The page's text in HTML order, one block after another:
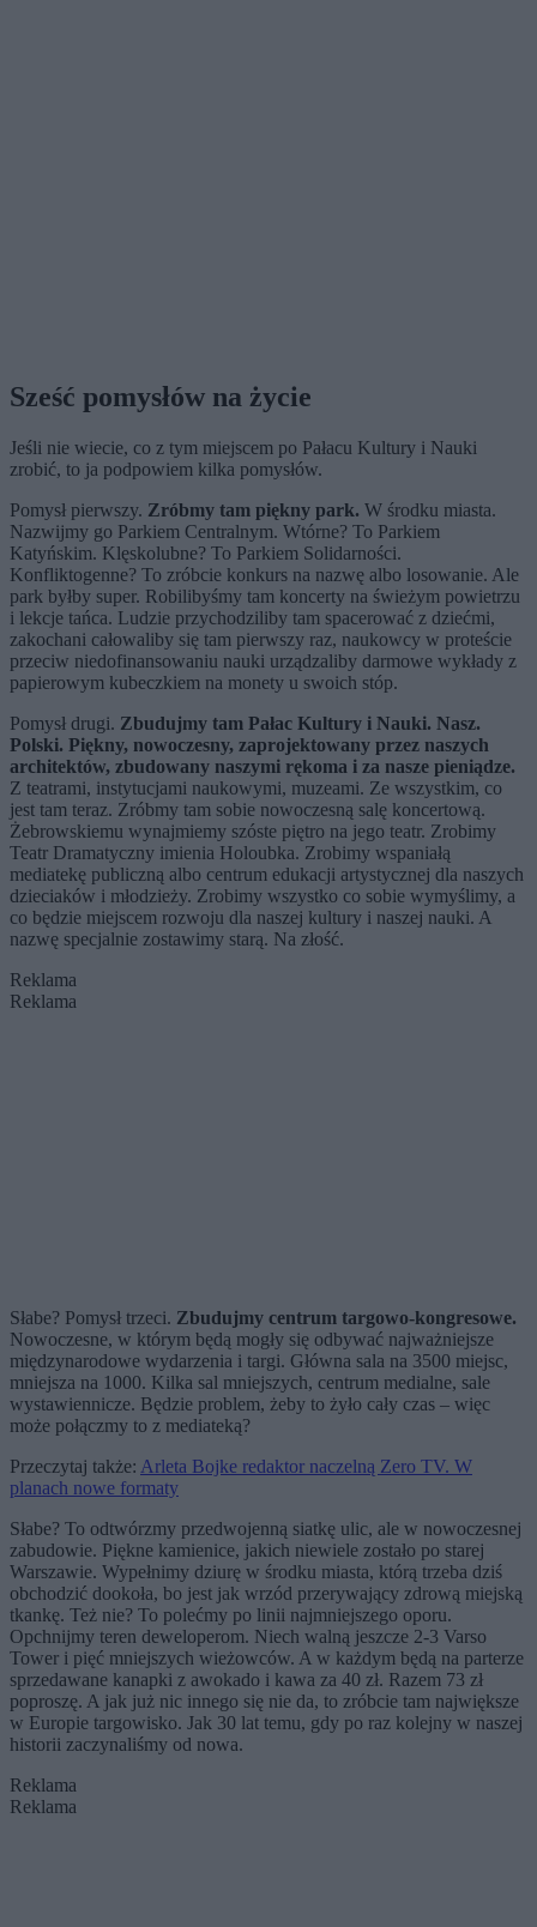
Sześć pomysłów na życie
Jeśli nie wiecie, co z tym miejscem po Pałacu Kultury i Nauki
zrobić, to ja podpowiem kilka pomysłów.
Pomysł pierwszy. Zróbmy tam piękny park. W środku miasta.
Nazwijmy go Parkiem Centralnym. Wtórne? To Parkiem
Katyńskim. Klęskolubne? To Parkiem Solidarności.
Konfliktogenne? To zróbcie konkurs na nazwę albo losowanie. Ale
park byłby super. Robilibyśmy tam koncerty na świeżym powietrzu
i lekcje tańca. Ludzie przychodziliby tam spacerować z dziećmi,
zakochani całowaliby się tam pierwszy raz, naukowcy w proteście
przeciw niedofinansowaniu nauki urządzaliby darmowe wykłady z
papierowym kubeczkiem na monety u swoich stóp.
Pomysł drugi. Zbudujmy tam Pałac Kultury i Nauki. Nasz.
Polski. Piękny, nowoczesny, zaprojektowany przez naszych
architektów, zbudowany naszymi rękoma i za nasze pieniądze.
Z teatrami, instytucjami naukowymi, muzeami. Ze wszystkim, co
jest tam teraz. Zróbmy tam sobie nowoczesną salę koncertową.
Żebrowskiemu wynajmiemy szóste piętro na jego teatr. Zrobimy
Teatr Dramatyczny imienia Holoubka. Zrobimy wspaniałą
mediatekę publiczną albo centrum edukacji artystycznej dla naszych
dzieciaków i młodzieży. Zrobimy wszystko co sobie wymyślimy, a
co będzie miejscem rozwoju dla naszej kultury i naszej nauki. A
nazwę specjalnie zostawimy starą. Na złość.
Reklama
Reklama
Słabe? Pomysł trzeci. Zbudujmy centrum targowo-kongresowe.
Nowoczesne, w którym będą mogły się odbywać najważniejsze
międzynarodowe wydarzenia i targi. Główna sala na 3500 miejsc,
mniejsza na 1000. Kilka sal mniejszych, centrum medialne, sale
wystawiennicze. Będzie problem, żeby to żyło cały czas – więc
może połączmy to z mediateką?
Przeczytaj także: Arleta Bojke redaktor naczelną Zero TV. W
planach nowe formaty
Słabe? To odtwórzmy przedwojenną siatkę ulic, ale w nowoczesnej
zabudowie. Piękne kamienice, jakich niewiele zostało po starej
Warszawie. Wypełnimy dziurę w środku miasta, którą trzeba dziś
obchodzić dookoła, bo jest jak wrzód przerywający zdrową miejską
tkankę. Też nie? To polećmy po linii najmniejszego oporu.
Opchnijmy teren deweloperom. Niech walną jeszcze 2-3 Varso
Tower i pięć mniejszych wieżowców. A w każdym będą na parterze
sprzedawane kanapki z awokado i kawa za 40 zł. Razem 73 zł
poproszę. A jak już nic innego się nie da, to zróbcie tam największe
w Europie targowisko. Jak 30 lat temu, gdy po raz kolejny w naszej
historii zaczynaliśmy od nowa.
Reklama
Reklama